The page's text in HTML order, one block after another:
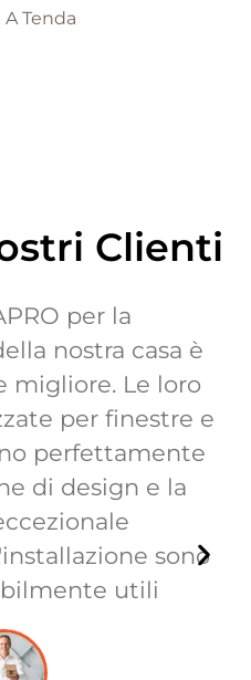
Tenda
Clienti
per la
nostra casa è
migliore. Le loro
per finestre e
perfettamente
di design e la
sono
utili!